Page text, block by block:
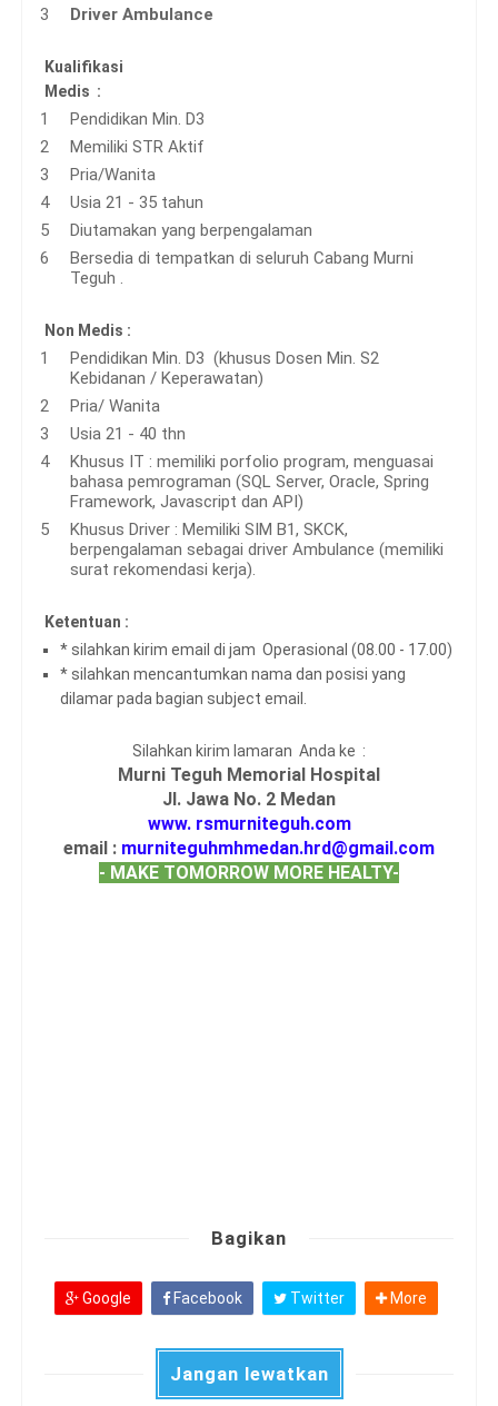
Driver Ambulance
Kualifikasi
Medis :
Pendidikan Min. D3
Memiliki STR Aktif
Pria/Wanita
Usia 21 - 35 tahun
Diutamakan yang berpengalaman
Bersedia di tempatkan di seluruh Cabang Murni
Teguh .
Non Medis :
Pendidikan Min. D3 (khusus Dosen Min. S2
Kebidanan / Keperawatan)
Pria/ Wanita
Usia 21 - 40 thn
Khusus IT : memiliki porfolio program, menguasai
bahasa pemrograman (SQL Server, Oracle, Spring
Framework, Javascript dan API)
Khusus Driver : Memiliki SIM B1, SKCK,
berpengalaman sebagai driver Ambulance (memiliki
surat rekomendasi kerja).
Ketentuan :
* silahkan kirim email di jam Operasional (08.00 - 17.00)
* silahkan mencantumkan nama dan posisi yang
dilamar pada bagian subject email.
Silahkan kirim lamaran Anda ke :
Murni Teguh Memorial Hospital
Jl. Jawa No. 2 Medan
www. rsmurniteguh.com
email : murniteguhmhmedan.hrd@gmail.com
- MAKE TOMORROW MORE HEALTY-
Bagikan
Google Facebook Twitter More
Jangan lewatkan